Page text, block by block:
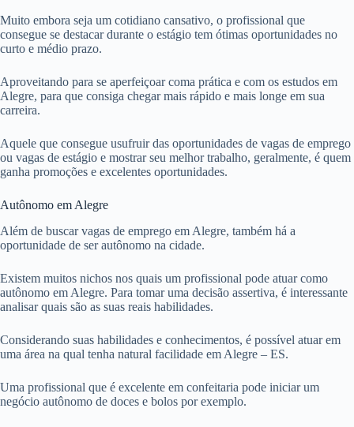
Muito embora seja um cotidiano cansativo, o profissional que
consegue se destacar durante o estágio tem ótimas oportunidades no
curto e médio prazo.
Aproveitando para se aperfeiçoar coma prática e com os estudos em
Alegre, para que consiga chegar mais rápido e mais longe em sua
carreira.
Aquele que consegue usufruir das oportunidades de vagas de emprego
ou vagas de estágio e mostrar seu melhor trabalho, geralmente, é quem
ganha promoções e excelentes oportunidades.
Autônomo em Alegre
Além de buscar vagas de emprego em Alegre, também há a
oportunidade de ser autônomo na cidade.
Existem muitos nichos nos quais um profissional pode atuar como
autônomo em Alegre. Para tomar uma decisão assertiva, é interessante
analisar quais são as suas reais habilidades.
Considerando suas habilidades e conhecimentos, é possível atuar em
uma área na qual tenha natural facilidade em Alegre – ES.
Uma profissional que é excelente em confeitaria pode iniciar um
negócio autônomo de doces e bolos por exemplo.